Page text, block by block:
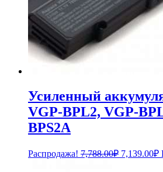
Усиленный
VGP-BPL2, VGP-
BPS2A
Распродажа! 7,788.00₽ 7,139.00₽